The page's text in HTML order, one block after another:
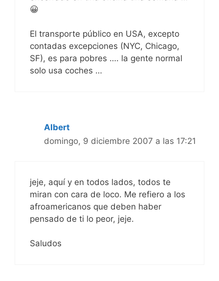
😀
El transporte público en USA, excepto
contadas excepciones (NYC, Chicago,
SF), es para pobres …. la gente normal
solo usa coches …
Albert
domingo, 9 diciembre 2007 a las 17:21
jeje, aquí y en todos lados, todos te
miran con cara de loco. Me refiero a los
afroamericanos que deben haber
pensado de ti lo peor, jeje.
Saludos